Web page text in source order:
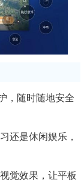
，随时随地安全
还是休闲娱乐，
觉效果，让平板